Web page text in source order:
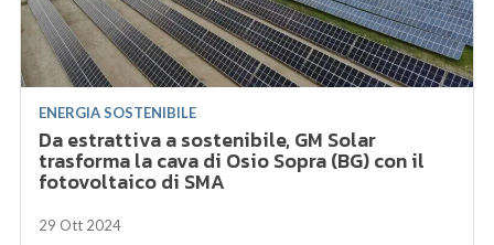
ENERGIA SOSTENIBILE
Da estrattiva a sostenibile, GM Solar
trasforma la cava di Osio Sopra (BG) con il
fotovoltaico di SMA
29 Ott 2024